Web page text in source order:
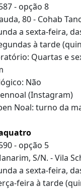
- opção 8
80 - Cohab
a sexta-feira,
à tarde
Quartas e
Não
(Instagram)
Noal: turno da
- opção 5
S/N. - Vila
a sexta-feira,
feira à tarde